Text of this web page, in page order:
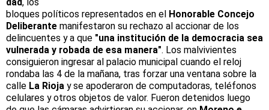
bloques políticos representados en el Honorable Concejo
Deliberante manifestaron su rechazo al accionar de los
delincuentes y a que "una institución de la democracia sea
vulnerada y robada de esa manera". Los malvivientes
consiguieron ingresar al palacio municipal cuando el reloj
rondaba las 4 de la mañana, tras forzar una ventana sobre la
calle La Rioja y se apoderaron de computadoras, teléfonos
celulares y otros objetos de valor. Fueron detenidos luego